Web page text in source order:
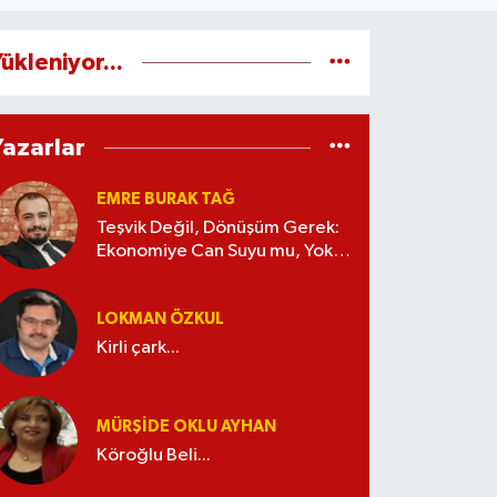
EMRE BURAK TAĞ
Teşvik Değil, Dönüşüm Gerek:
Ekonomiye Can Suyu mu, Yoksa
LOKMAN ÖZKUL
Kirli çark...
MÜRŞIDE OKLU AYHAN
Köroğlu Beli...